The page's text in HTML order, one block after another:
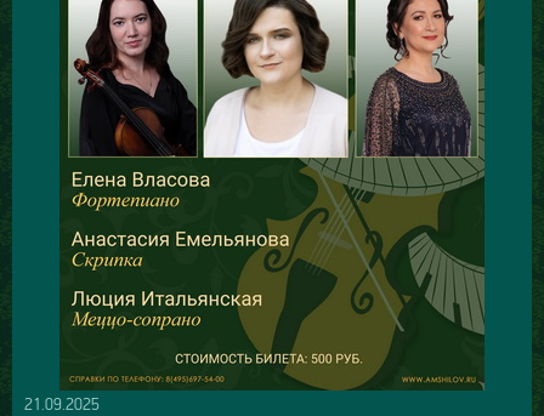
21.09.2025